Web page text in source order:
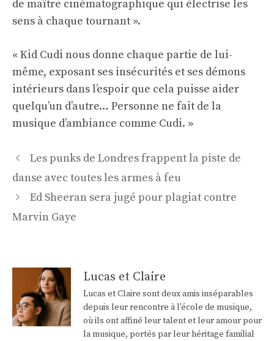
de maître cinématographique qui électrise les
sens à chaque tournant ».
« Kid Cudi nous donne chaque partie de lui-
même, exposant ses insécurités et ses démons
intérieurs dans l’espoir que cela puisse aider
quelqu’un d’autre… Personne ne fait de la
musique d’ambiance comme Cudi. »
Navigation
des
articles
Les punks de Londres frappent la piste de
danse avec toutes les armes à feu
Ed Sheeran sera jugé pour plagiat contre
Marvin Gaye
Lucas et Claire
Lucas et Claire sont deux amis inséparables
depuis leur rencontre à l'école de musique,
où ils ont affiné leur talent et leur amour pour
la musique, portés par leur héritage familial